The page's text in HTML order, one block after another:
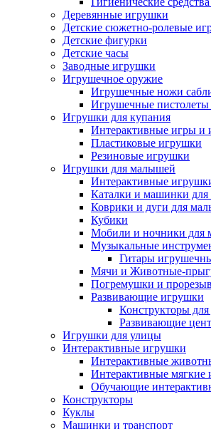
Деревянные игрушки
Детские сюжетно-ролевые
Детские фигурки
Детские часы
Заводные игрушки
Игрушечное оружие
Игрушечные ножи
Игрушечные пистолеты
Игрушки для купания
Интерактивные игры и
Пластиковые игрушки
Резиновые игрушки
Игрушки для малышей
Интерактивные
Каталки и машинки
Коврики и дуги для
Кубики
Мобили и ночники для
Музыкальные
Гитары
Мячи и Животные-
Погремушки и
Развивающие игрушки
Конструкторы для
Развивающие
Игрушки для улицы
Интерактивные игрушки
Интерактивные
Интерактивные мягкие
Обучающие
Конструкторы
Куклы
Машинки и транспорт